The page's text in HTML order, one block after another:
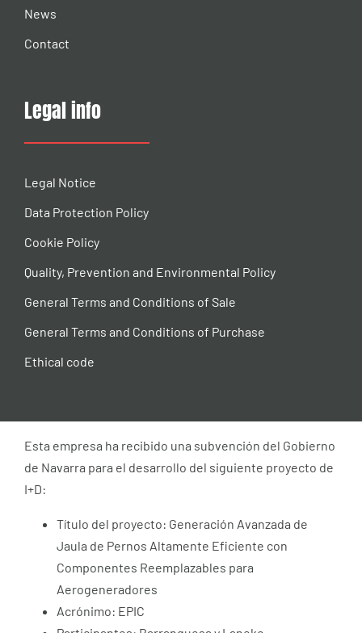
News
Contact
Legal info
Legal Notice
Data Protection Policy
Cookie Policy
Quality, Prevention and Environmental Policy
General Terms and Conditions of Sale
General Terms and Conditions of Purchase
Ethical code
Esta empresa ha recibido una subvención del Gobierno
de Navarra para el desarrollo del siguiente proyecto de
I+D:
Título del proyecto: Generación Avanzada de
Jaula de Pernos Altamente Eficiente con
Componentes Reemplazables para
Aerogeneradores
Acrónimo: EPIC